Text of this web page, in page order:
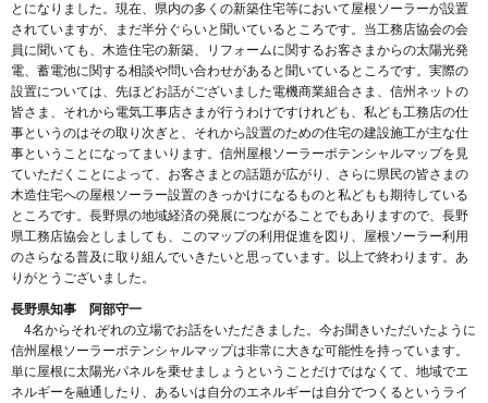
とになりました。現在、県内の多くの新築住宅等において屋根ソーラーが設置
されていますが、まだ半分ぐらいと聞いているところです。当工務店協会の会
員に聞いても、木造住宅の新築、リフォームに関するお客さまからの太陽光発
電、蓄電池に関する相談や問い合わせがあると聞いているところです。実際の
設置については、先ほどお話がございました電機商業組合さま、信州ネットの
皆さま、それから電気工事店さまが行うわけですけれども、私ども工務店の仕
事というのはその取り次ぎと、それから設置のための住宅の建設施工が主な仕
事ということになってまいります。信州屋根ソーラーポテンシャルマップを見
ていただくことによって、お客さまとの話題が広がり、さらに県民の皆さまの
木造住宅への屋根ソーラー設置のきっかけになるものと私どもも期待している
ところです。長野県の地域経済の発展につながることでもありますので、長野
県工務店協会としましても、このマップの利用促進を図り、屋根ソーラー利用
のさらなる普及に取り組んでいきたいと思っています。以上で終わります。あ
りがとうございました。
長野県知事 阿部守一
4名からそれぞれの立場でお話をいただきました。今お聞きいただいたように
信州屋根ソーラーポテンシャルマップは非常に大きな可能性を持っています。
単に屋根に太陽光パネルを乗せましょうということだけではなくて、地域でエ
ネルギーを融通したり、あるいは自分のエネルギーは自分でつくるというライ